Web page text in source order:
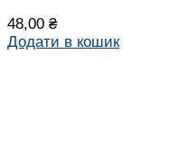
48,00 ₴
Додати в кошик